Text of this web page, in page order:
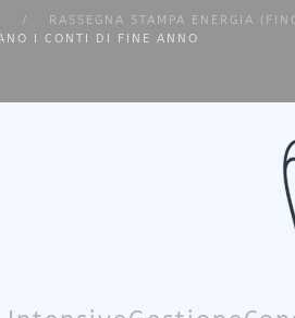
RASSEGNA STAMPA ENERGIA
I CONTI DI FINE ANNO